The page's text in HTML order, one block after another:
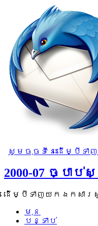
សូមចុចទីនេះដើម្បីទា
2000-07 ច្ប
ដើម្បីទាញយកឯកសារសូ
មុន
បន្ទាប់